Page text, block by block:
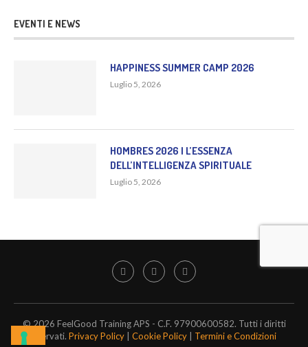
EVENTI E NEWS
HAPPINESS SUMMER CAMP 2026
Luglio 5, 2026
HOMBRES 2026 | L’ESSENZA
DELL’INTELLIGENZA SPIRITUALE
Luglio 5, 2026
© 2026 FeelGood Training APS - C.F. 97900600582. Tutti i diritti
riservati. Privacy Policy Cookie Policy Termini e Condizioni